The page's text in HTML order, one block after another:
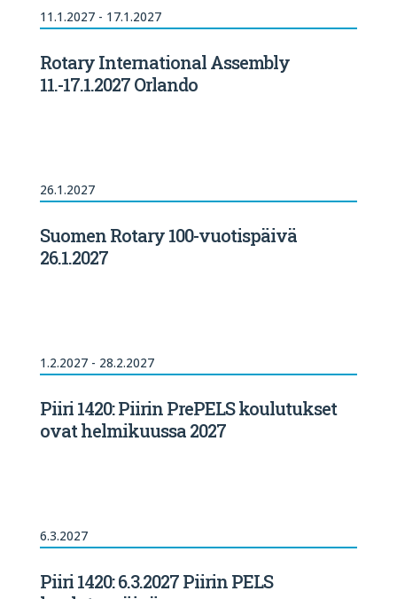
11.1.2027 - 17.1.2027
Rotary International Assembly
11.-17.1.2027 Orlando
26.1.2027
Suomen Rotary 100-vuotispäivä
26.1.2027
1.2.2027 - 28.2.2027
Piiri 1420: Piirin PrePELS koulutukset
ovat helmikuussa 2027
6.3.2027
Piiri 1420: 6.3.2027 Piirin PELS